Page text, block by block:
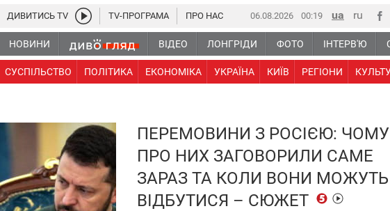
06.08.2026 00 19
НОВИНИ ВІДЕО ЛОНГРІДИ ФОТО ІНТЕРВ'Ю
СУСПІЛЬСТВО ПОЛІТИКА ЕКОНОМІКА УКРАЇНА КИЇВ РЕГІОНИ
ДИВИТИСЬ TV TV-ПРОГРАМА ПРО НАС
ПЕРЕМОВИНИ З РОСІЄЮ: ЧОМУ
ПРО НИХ ЗАГОВОРИЛИ САМЕ
ЗАРАЗ ТА КОЛИ ВОНИ МОЖУТЬ
ВІДБУТИСЯ – СЮЖЕТ